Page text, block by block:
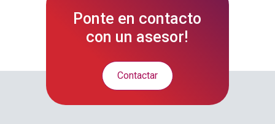
Ponte en contacto
con un asesor!
Contactar